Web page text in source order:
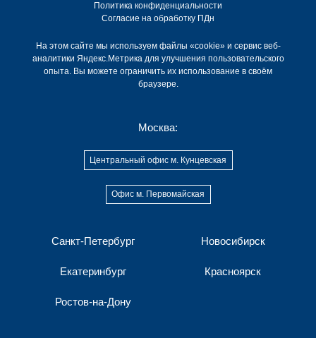
Москва:
Центральный офис м. Кунцевская
Офис м. Первомайская
Санкт-Петербург Новосибирск
Екатеринбург Красноярск
Ростов-на-Дону
Политика конфиденциальности
Согласие на обработку ПДн
На этом сайте мы используем файлы «cookie» и сервис веб-
аналитики Яндекс.Метрика для улучшения пользовательского
опыта. Вы можете ограничить их использование в своём
браузере.